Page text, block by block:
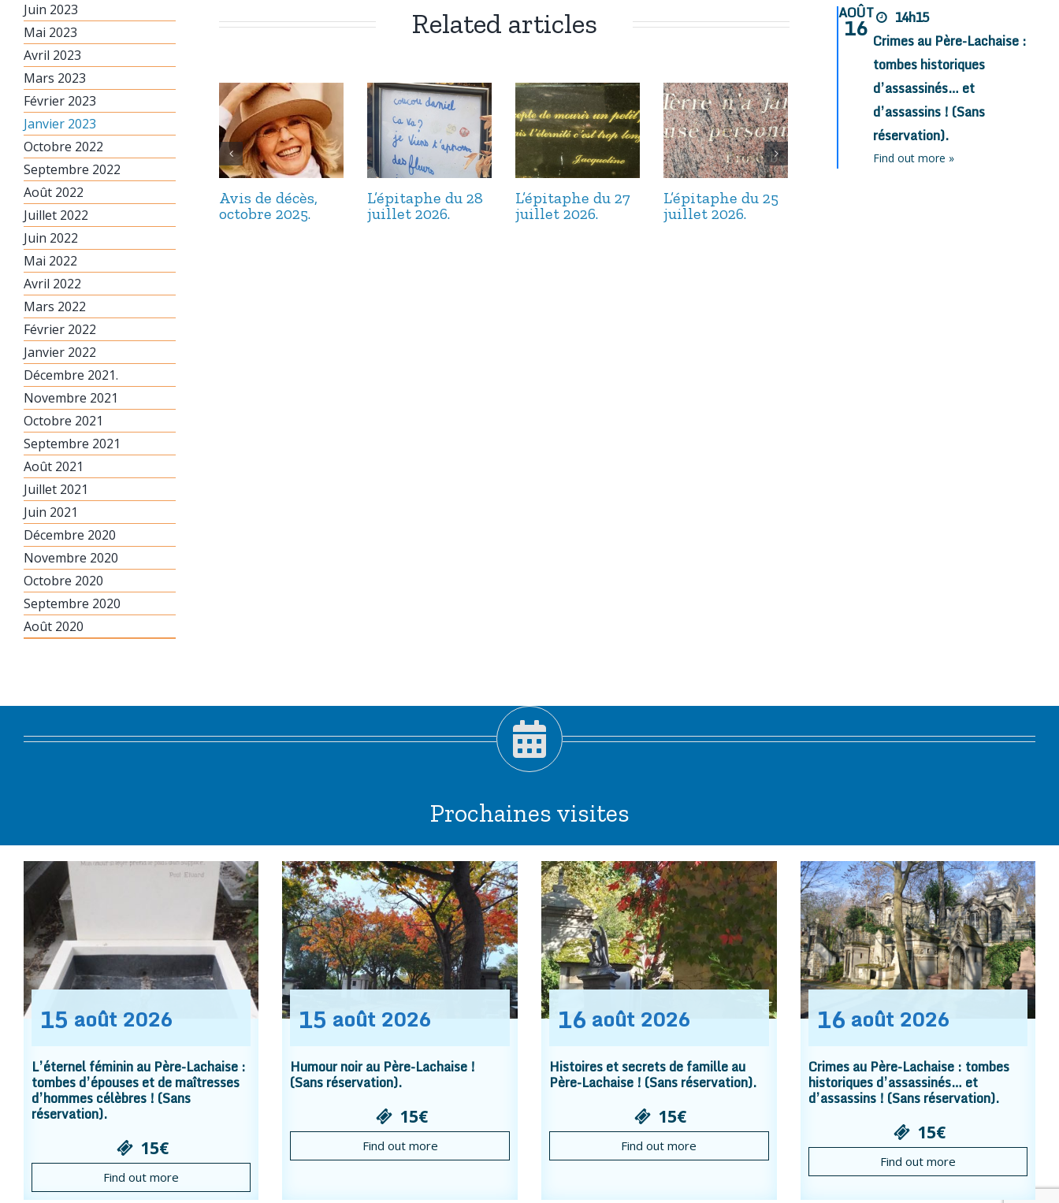
Related articles
Avis de décès,
octobre 2025.
L’épitaphe du 28
juillet 2026.
L’épitaphe du 27
juillet 2026.
L’épitaphe du 25
juillet 2026.
Juin 2023
Mai 2023
Avril 2023
Mars 2023
Février 2023
Janvier 2023
Octobre 2022
Septembre 2022
Août 2022
Juillet 2022
Juin 2022
Mai 2022
Avril 2022
Mars 2022
Février 2022
Janvier 2022
Décembre 2021.
Novembre 2021
Octobre 2021
Septembre 2021
Août 2021
Juillet 2021
Juin 2021
Décembre 2020
Novembre 2020
Octobre 2020
Septembre 2020
Août 2020
AOÛT
16
14h15
Crimes au Père-Lachaise :
tombes historiques
d’assassinés… et
d’assassins ! (Sans
réservation).
Find out more »
Prochaines visites
15 août 2026
L’éternel féminin au Père-Lachaise :
tombes d’épouses et de maîtresses
d’hommes célèbres ! (Sans
réservation).
15€
Find out more
15 août 2026
Humour noir au Père-Lachaise !
(Sans réservation).
15€
Find out more
16 août 2026
Histoires et secrets de famille au
Père-Lachaise ! (Sans réservation).
15€
Find out more
16 août 2026
Crimes au Père-Lachaise : tombes
historiques d’assassinés… et
d’assassins ! (Sans réservation).
15€
Find out more